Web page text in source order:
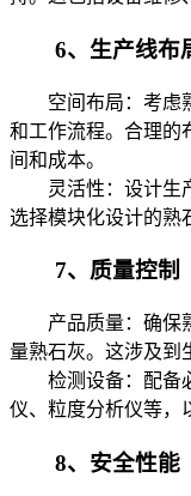
6、生产线布
空间布局：考虑
和工作流程。合理的
间和成本。
灵活性：设计生产
选择模块化设计的熟
7、质量控制
产品质量：确保
量熟石灰。这涉及到
检测设备：配备必
仪、粒度分析仪等，
8、安全性能